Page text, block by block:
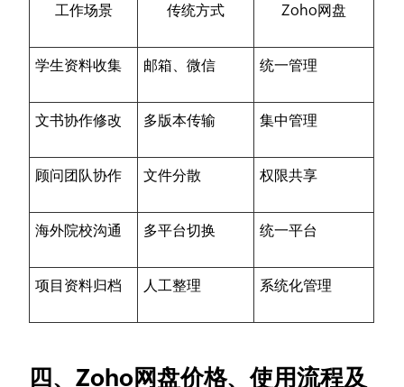
工作场景 传统方式 Zoho网盘
学生资料收集 邮箱、微信 统一管理
文书协作修改 多版本传输 集中管理
顾问团队协作 文件分散 权限共享
海外院校沟通 多平台切换 统一平台
项目资料归档 人工整理 系统化管理
四、Zoho网盘价格、使用流程及